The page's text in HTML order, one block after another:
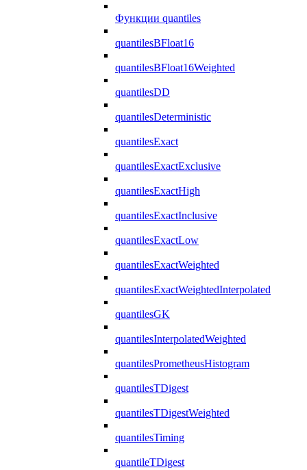
Функции quantiles
quantilesBFloat16
quantilesBFloat16Weighted
quantilesDD
quantilesDeterministic
quantilesExact
quantilesExactExclusive
quantilesExactHigh
quantilesExactInclusive
quantilesExactLow
quantilesExactWeighted
quantilesExactWeightedInterpolated
quantilesGK
quantilesInterpolatedWeighted
quantilesPrometheusHistogram
quantilesTDigest
quantilesTDigestWeighted
quantilesTiming
quantileTDigest